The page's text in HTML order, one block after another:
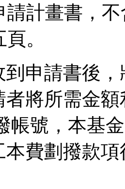
請計畫書，
。
到申請書後
者將所需金
帳號，本基
本費劃撥款